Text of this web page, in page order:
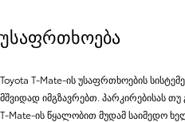
უსაფრთხოება
Toyota T-Mate-ის უსაფრთხოების
მშვიდად იმგზავრებთ. პარკირებისას
T-Mate-ის წყალობით მუდამ საიმედო